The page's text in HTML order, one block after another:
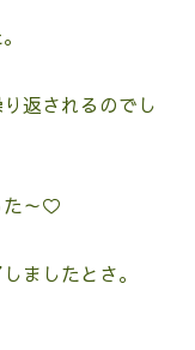
返されるのでし
た～♡
ましたとさ。